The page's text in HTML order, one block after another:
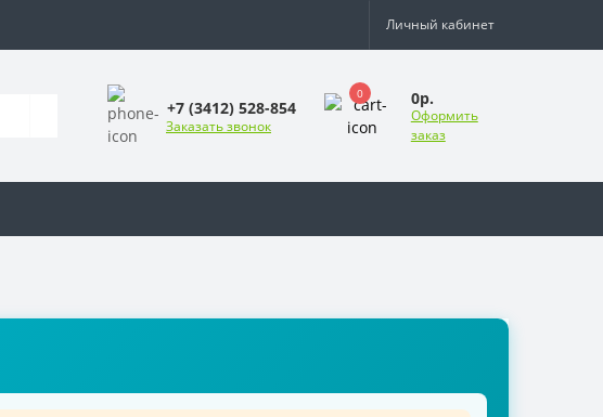
Личный кабинет
+7 (3412) 528-854
Заказать звонок
0 0р.
Оформить
заказ